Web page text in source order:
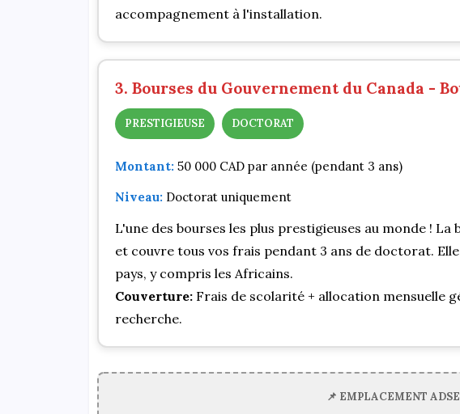
accompagnement à l'installation.
3. Bourses du Gouvernement du Canada -
PRESTIGIEUSE DOCTORAT
Montant: 50 000 CAD par année (pendant 3 ans)
Niveau: Doctorat uniquement
L'une des bourses les plus prestigieuses au monde !
et couvre tous vos frais pendant 3 ans de doctorat.
pays, y compris les Africains.
Couverture:Frais de scolarité + allocation mensuelle
recherche.
📌 EMPLACEMENT